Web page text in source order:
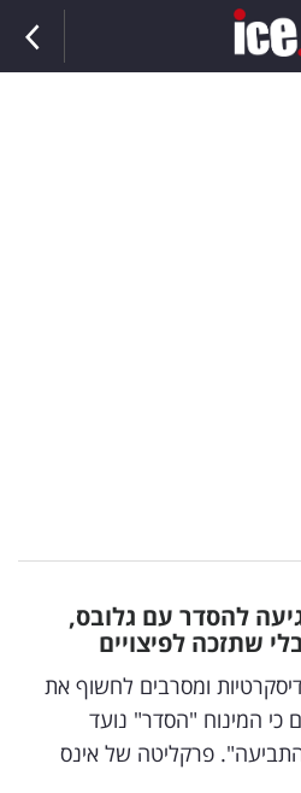
להסדר עם גלובס,
ומסרבים לחשוף את
כי המינוח "הסדר" נועד
פרקליטה של אינס